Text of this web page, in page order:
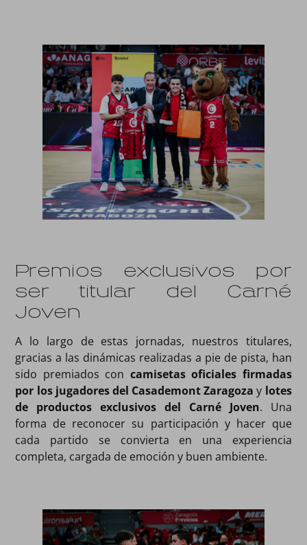
Premios exclusivos por
ser titular del Carné
Joven
A lo largo de estas jornadas, nuestros titulares,
gracias a las dinámicas realizadas a pie de pista, han
sido premiados con camisetas oficiales firmadas
por los jugadores del Casademont Zaragoza y lotes
de productos exclusivos del Carné Joven. Una
forma de reconocer su participación y hacer que
cada partido se convierta en una experiencia
completa, cargada de emoción y buen ambiente.